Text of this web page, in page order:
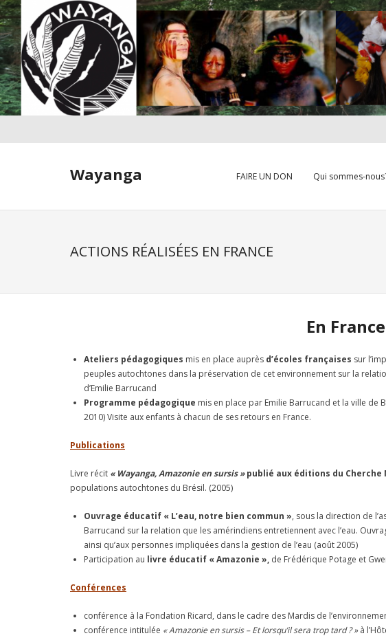
Skip
to
content
Wayanga FAIRE UN DON Qui sommes-
ACTIONS RÉALISÉES EN FRANCE
En France
Ateliers pédagogiques mis en place auprès d’écoles françaises sur
peuples autochtones dans la préservation de cet environnement sur la
d’Emilie Barrucand
Programme pédagogique mis en place par Emilie Barrucand et la ville de
2010) Visite aux enfants à chacun de ses retours en France.
Publications
Livre récit « Wayanga, Amazonie en sursis »publié aux éditions du Cherche
populations autochtones du Brésil. (2005)
Ouvrage éducatif « L’eau, notre bien commun », sous la direction de
Barrucand sur la relation que les amérindiens entretiennent avec l’eau.
ainsi qu’aux personnes impliquées dans la gestion de l’eau (août 2005)
Participation au livre éducatif « Amazonie », de Frédérique Potage et
Conférences
conférence à la Fondation Ricard, dans le cadre des Mardis de
conférence intitulée « Amazonie en sursis – Et lorsqu’il sera trop tard ? »à